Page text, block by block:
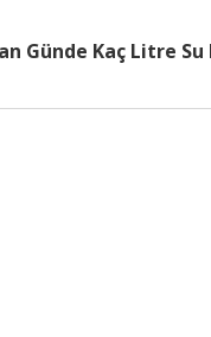
Günde Kaç Litre